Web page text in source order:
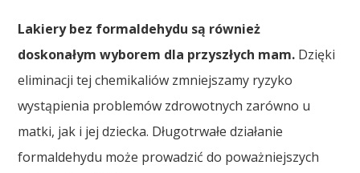
Lakiery bez formaldehydu są również
doskonałym wyborem dla przyszłych mam. Dzięki
eliminacji tej chemikaliów zmniejszamy ryzyko
wystąpienia problemów zdrowotnych zarówno u
matki, jak i jej dziecka. Długotrwałe działanie
formaldehydu może prowadzić do poważniejszych